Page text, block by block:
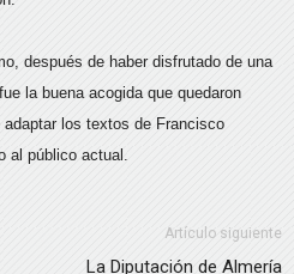
después de haber disfrutado de una
la buena acogida que quedaron
los textos de Francisco
al público actual.
Artículo siguiente
La Diputación de Almería